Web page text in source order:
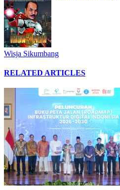
Wisja Sikumbang
RELATED ARTICLES